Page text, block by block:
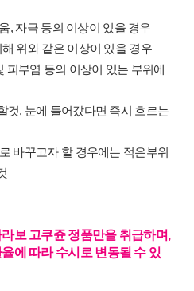
, 자극 등의 이상이 있을 경우
위와 같은 이상이 있을 경우
피부염 등의 이상이 있는 부위에
것, 눈에 들어갔다면 즉시 흐르는
바꾸고자 할 경우에는 적은부위
보 고쿠쥰 정품만을 취급하며,
에 따라 수시로 변동될 수 있